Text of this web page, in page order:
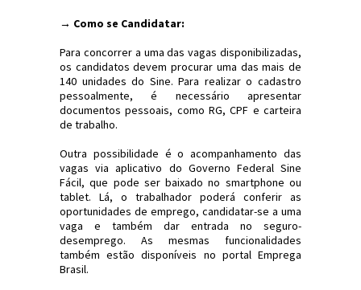
→ Como se Candidatar:
Para concorrer a uma das vagas disponibilizadas,
os candidatos devem procurar uma das mais de
140 unidades do Sine. Para realizar o cadastro
pessoalmente, é necessário apresentar
documentos pessoais, como RG, CPF e carteira
de trabalho.
Outra possibilidade é o acompanhamento das
vagas via aplicativo do Governo Federal Sine
Fácil, que pode ser baixado no smartphone ou
tablet. Lá, o trabalhador poderá conferir as
oportunidades de emprego, candidatar-se a uma
vaga e também dar entrada no seguro-
desemprego. As mesmas funcionalidades
também estão disponíveis no portal Emprega
Brasil.